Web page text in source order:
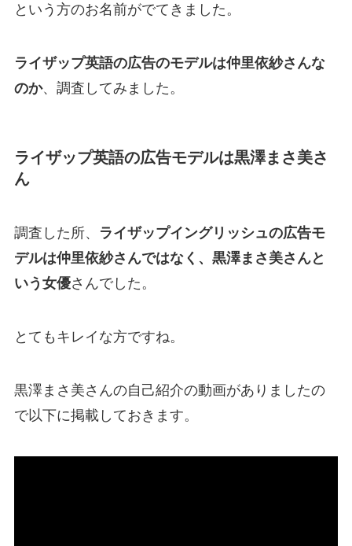
という方のお名前がでてきました。
ライザップ英語の広告のモデルは仲里依紗さんな
のか、調査してみました。
ライザップ英語の広告モデルは黒澤まさ美さ
ん
調査した所、
ライザップイングリッシュの広告モ
デルは仲里依紗さんではなく、黒澤まさ美さんと
いう女優さんでした。
とてもキレイな方ですね。
黒澤まさ美さんの自己紹介の動画がありましたの
で以下に掲載しておきます。